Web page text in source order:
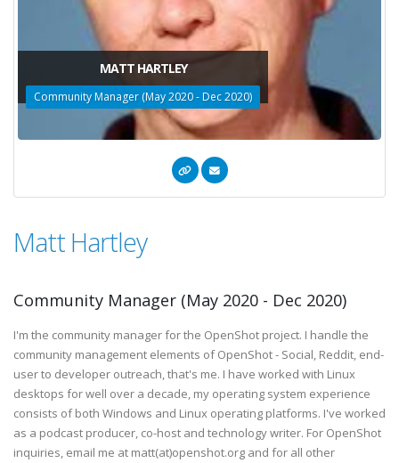
MATT HARTLEY
Community Manager (May 2020 - Dec 2020)
Matt Hartley
Community Manager (May 2020 - Dec 2020)
I'm the community manager for the OpenShot project. I handle the
community management elements of OpenShot - Social, Reddit, end-
user to developer outreach, that's me. I have worked with Linux
desktops for well over a decade, my operating system experience
consists of both Windows and Linux operating platforms. I've worked
as a podcast producer, co-host and technology writer. For OpenShot
inquiries, email me at matt(at)openshot.org and for all other